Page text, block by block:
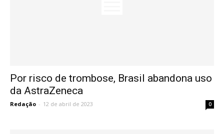
Por risco de trombose, Brasil abandona uso
da AstraZeneca
Redação - 12 de abril de 2023 0